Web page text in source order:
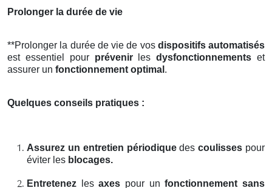
Prolonger la durée de vie
**Prolonger la durée de vie de vos dispositifs automatisés
est essentiel pour prévenirlesdysfonctionnements et
assurer un fonctionnement optimal .
Quelques conseils pratiques :
Assurez un entretien périodiquedescoulisses pour
éviter les blocages.
Entretenez lesaxes pour unfonctionnement sans